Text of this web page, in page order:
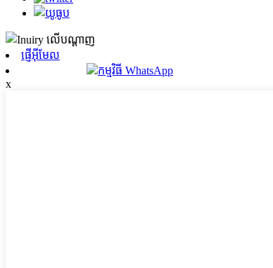
ផ្ញើអ៊ីមែល
កម្មវិធី WhatsApp
x